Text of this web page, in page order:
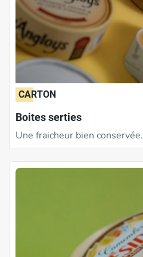
CARTON
Boites serties
Une fraicheur bien conservée.